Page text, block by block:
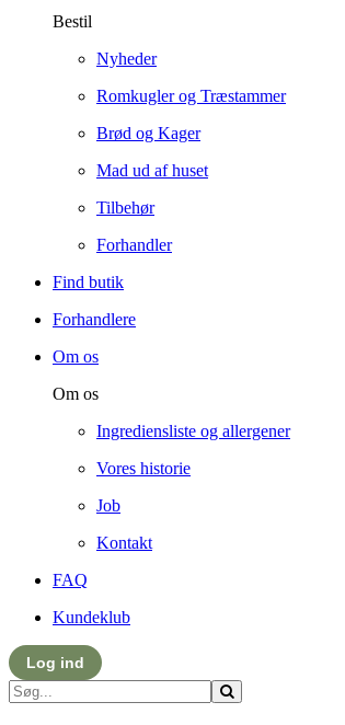
Bestil
Nyheder
Romkugler og Træstammer
Brød og Kager
Mad ud af huset
Tilbehør
Forhandler
Find butik
Forhandlere
Om os
Om os
Ingrediensliste og allergener
Vores historie
Job
Kontakt
FAQ
Kundeklub
Log ind